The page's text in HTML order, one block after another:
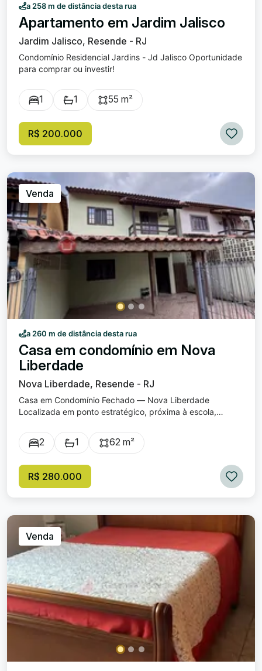
a 258 m de distância desta rua
Apartamento em Jardim Jalisco
Jardim Jalisco, Resende - RJ
Condomínio Residencial Jardins - Jd Jalisco Oportunidade
para comprar ou investir!
1 1 55 m²
R$ 200.000
Venda
a 260 m de distância desta rua
Casa em condomínio em Nova
Liberdade
Nova Liberdade, Resende - RJ
Casa em Condomínio Fechado — Nova Liberdade
Localizada em ponto estratégico, próxima à escola,
segurança no seu dia a dia. O imóvel conta com: ✔ 2
quartos ✔ Banheiro social ✔ Sala ampla - atualmente
✔ Área de serviço ✔ Garagem coberta ✔ Quintal com
cobertura ✔ Condomínio fechado com poucas unidades
oportunidade para quem busca conforto, segurança e
localização privilegiada.
2 1 62 m²
R$ 280.000
Venda